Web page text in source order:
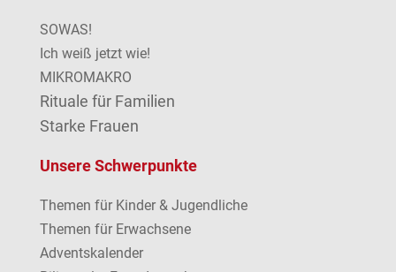
SOWAS!
Ich weiß jetzt wie!
MIKROMAKRO
Rituale für Familien
Starke Frauen
Unsere Schwerpunkte
Themen für Kinder & Jugendliche
Themen für Erwachsene
Adventskalender